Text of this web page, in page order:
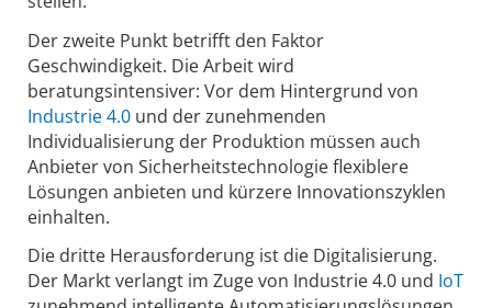
Der zweite Punkt betrifft den Faktor
Geschwindigkeit. Die Arbeit wird
beratungsintensiver: Vor dem Hintergrund von
Industrie 4.0 und der zunehmenden
Individualisierung der Produktion müssen auch
Anbieter von Sicherheitstechnologie flexiblere
Lösungen anbieten und kürzere Innovationszyklen
einhalten.
Die dritte Herausforderung ist die Digitalisierung.
Der Markt verlangt im Zuge von Industrie 4.0 und IoT